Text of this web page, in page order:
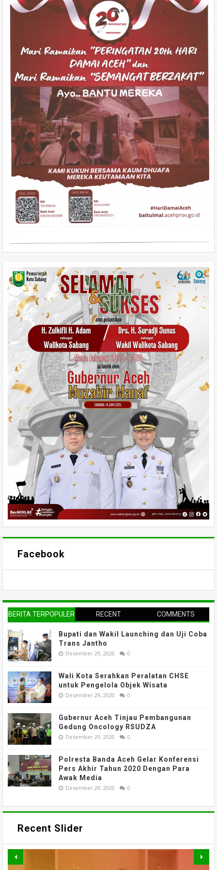
Facebook
BERITA TERPOPULER RECENT COMMENTS
Bupati dan Wakil Launching dan Uji Coba
Trans Jantho
Desember 29, 2020 0
Wali Kota Serahkan Peralatan CHSE
untuk Pengelola Objek Wisata
Desember 29, 2020 0
Gubernur Aceh Tinjau Pembangunan
Gedung Oncology RSUDZA
Desember 29, 2020 0
Polresta Banda Aceh Gelar Konferensi
Pers Akhir Tahun 2020 Dengan Para
Awak Media
Desember 29, 2020 0
Recent Slider